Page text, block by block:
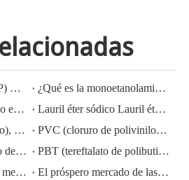
Ftalato de dioctilo (DOP) CAS NO.:117-81-7
¿Qué es la monoetanolamina (MEA)?
HISEACHEM liderando el camino: Éxito reciente en la exportación de ácido acético, ácido oxálico, ácido sulfúrico, ácido nítrico, soda cáustica, álcali líquido y metabisulfito de sodio de China
Lauril éter sódico Lauril éter sulfato sódico (sles70%/aes 70%) Nº CAS: 68585-34-2sles70%/aes 70%) Nº CAS: 68585-34-2
NBA (alcohol N-butílico), CAS NO.:71-36-3, conocimiento de la industria
PVC (cloruro de polivinilo) CAS NO.:9002-86-2
El precio del metacrilato de metilo MMA CAS 80-62-6 disminuye considerablemente
PBT (tereftalato de polibutileno) CAS NO.26062-94-2
El reciente escenario de mercado del ácido sulfúrico en China: un año en revisión
El próspero mercado de las exportaciones de hidróxido de potasio, hidróxido de sodio y peróxido de hidrógeno de China: una revisión del año pasado